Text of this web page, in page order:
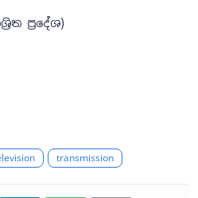
ප්‍රදේශ)
transmission